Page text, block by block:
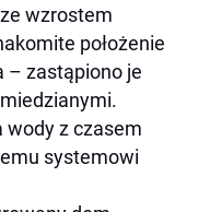
wzrostem
położenie
– zastąpiono je
z czasem
systemowi